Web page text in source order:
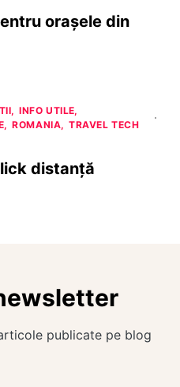
orașele din
INFO UTILE
ROMANIA
TRAVEL TECH
distanță
publicate pe blog